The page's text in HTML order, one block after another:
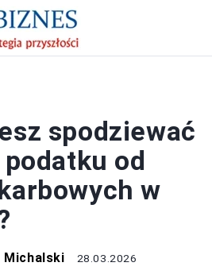
spodziewać
od
w
Michalski 28.03.2026